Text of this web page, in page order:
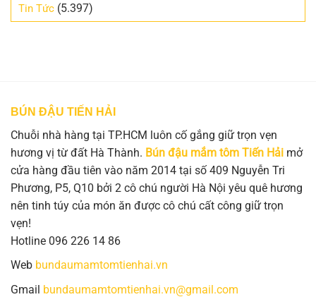
Tin Tức (5.397)
BÚN ĐẬU TIẾN HẢI
Chuỗi nhà hàng tại TP.HCM luôn cố gắng giữ trọn vẹn
hương vị từ đất Hà Thành. Bún đậu mắm tôm Tiến Hải mở
cửa hàng đầu tiên vào năm 2014 tại số 409 Nguyễn Tri
Phương, P5, Q10 bởi 2 cô chú người Hà Nội yêu quê hương
nên tinh túy của món ăn được cô chú cất công giữ trọn
vẹn!
Hotline 096 226 14 86
Web bundaumamtomtienhai.vn
Gmail bundaumamtomtienhai.vn@gmail.com